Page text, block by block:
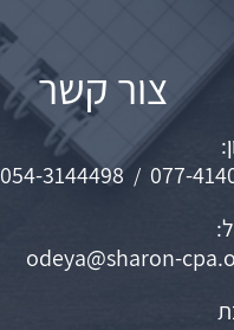
צור קשר
077-
/
054-3144498
odeya@sharon-